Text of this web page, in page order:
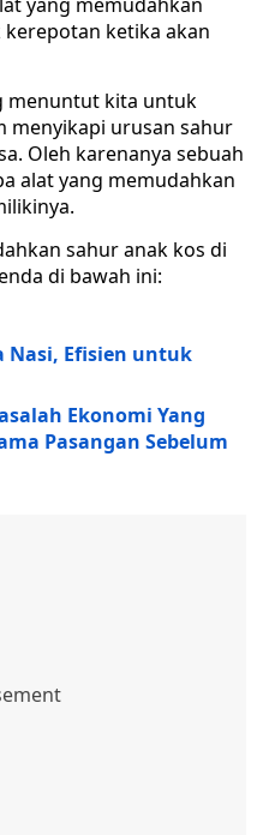
ketika akan
menuntut kita untuk
menyikapi urusan sahur
Oleh karenanya sebuah
alat yang memudahkan
sahur anak kos di
di bawah ini:
Nasi, Efisien untuk
Ekonomi Yang
Pasangan Sebelum